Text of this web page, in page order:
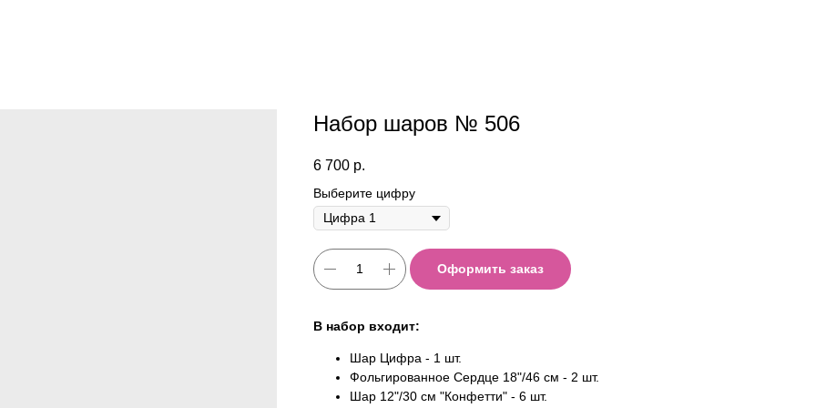
Набор шаров № 506
6 700 р.
Выберите цифру
Оформить заказ
В набор входит:
Шар Цифра - 1 шт.
Фольгированное Сердце 18"/46 см - 2 шт.
Шар 12"/30 см "Конфетти" - 6 шт.